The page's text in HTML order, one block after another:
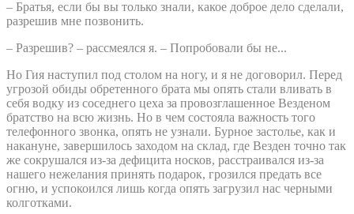
– Братья, если бы вы только знали, какое доброе дело сделали,
разрешив мне позвонить.
– Разрешив? – рассмеялся я. – Попробовали бы не...
Но Гия наступил под столом на ногу, и я не договорил. Перед
угрозой обиды обретенного брата мы опять стали вливать в
себя водку из соседнего цеха за провозглашенное Везденом
братство на всю жизнь. Но в чем состояла важность того
телефонного звонка, опять не узнали. Бурное застолье, как и
накануне, завершилось заходом на склад, где Везден точно так
же сокрушался из-за дефицита носков, расстраивался из-за
нашего нежелания принять подарок, грозился предать все
огню, и успокоился лишь когда опять загрузил нас черными
колготками.